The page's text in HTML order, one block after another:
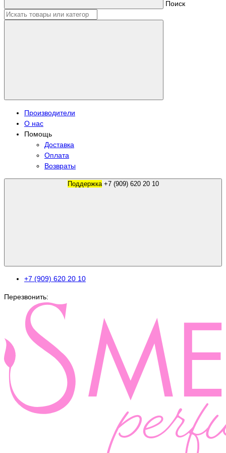
Поиск
Производители
О нас
Помощь
Доставка
Оплата
Возвраты
Поддержка +7 (909) 620 20 10
+7 (909) 620 20 10
Перезвонить: